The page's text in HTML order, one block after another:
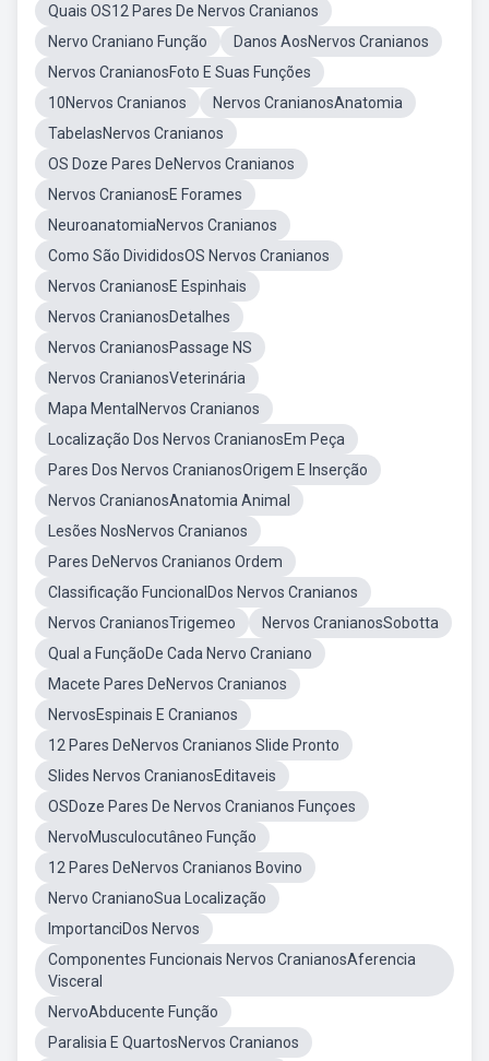
Quais OS12 Pares De Nervos Cranianos
Nervo Craniano Função
Danos AosNervos Cranianos
Nervos CranianosFoto E Suas Funções
10Nervos Cranianos
Nervos CranianosAnatomia
TabelasNervos Cranianos
OS Doze Pares DeNervos Cranianos
Nervos CranianosE Forames
NeuroanatomiaNervos Cranianos
Como São DivididosOS Nervos Cranianos
Nervos CranianosE Espinhais
Nervos CranianosDetalhes
Nervos CranianosPassage NS
Nervos CranianosVeterinária
Mapa MentalNervos Cranianos
Localização Dos Nervos CranianosEm Peça
Pares Dos Nervos CranianosOrigem E Inserção
Nervos CranianosAnatomia Animal
Lesões NosNervos Cranianos
Pares DeNervos Cranianos Ordem
Classificação FuncionalDos Nervos Cranianos
Nervos CranianosTrigemeo
Nervos CranianosSobotta
Qual a FunçãoDe Cada Nervo Craniano
Macete Pares DeNervos Cranianos
NervosEspinais E Cranianos
12 Pares DeNervos Cranianos Slide Pronto
Slides Nervos CranianosEditaveis
OSDoze Pares De Nervos Cranianos Funçoes
NervoMusculocutâneo Função
12 Pares DeNervos Cranianos Bovino
Nervo CranianoSua Localização
ImportanciDos Nervos
Componentes Funcionais Nervos CranianosAferencia
Visceral
NervoAbducente Função
Paralisia E QuartosNervos Cranianos